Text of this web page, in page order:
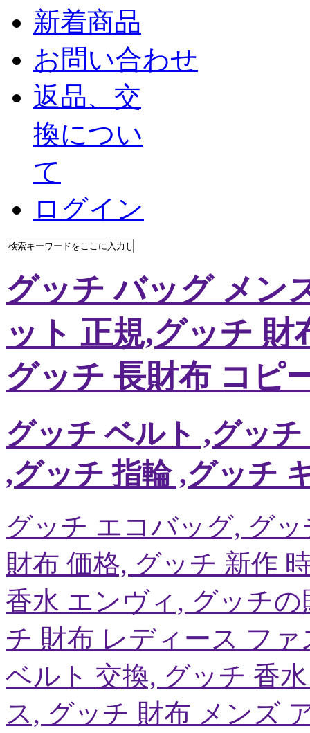
新着商品
お問い合わせ
返品、交
換につい
て
ログイン
グッチ バッグ メン
ット 正規,グッチ
グッチ 長財布 コピ
グッチ ベルト ,グッ
,グッチ 指輪 ,グッチ
グッチ エコバッグ, グ
財布 価格, グッチ 新作
香水 エンヴィ, グッチ
チ 財布 レディース フ
ベルト 交換, グッチ 香
ス, グッチ 財布 メンズ